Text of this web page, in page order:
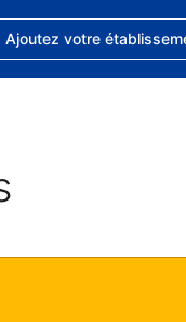
Votre devise
langue. Votre
de l'aide
Ajoutez votre